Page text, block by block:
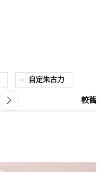
自定朱古力
較舊